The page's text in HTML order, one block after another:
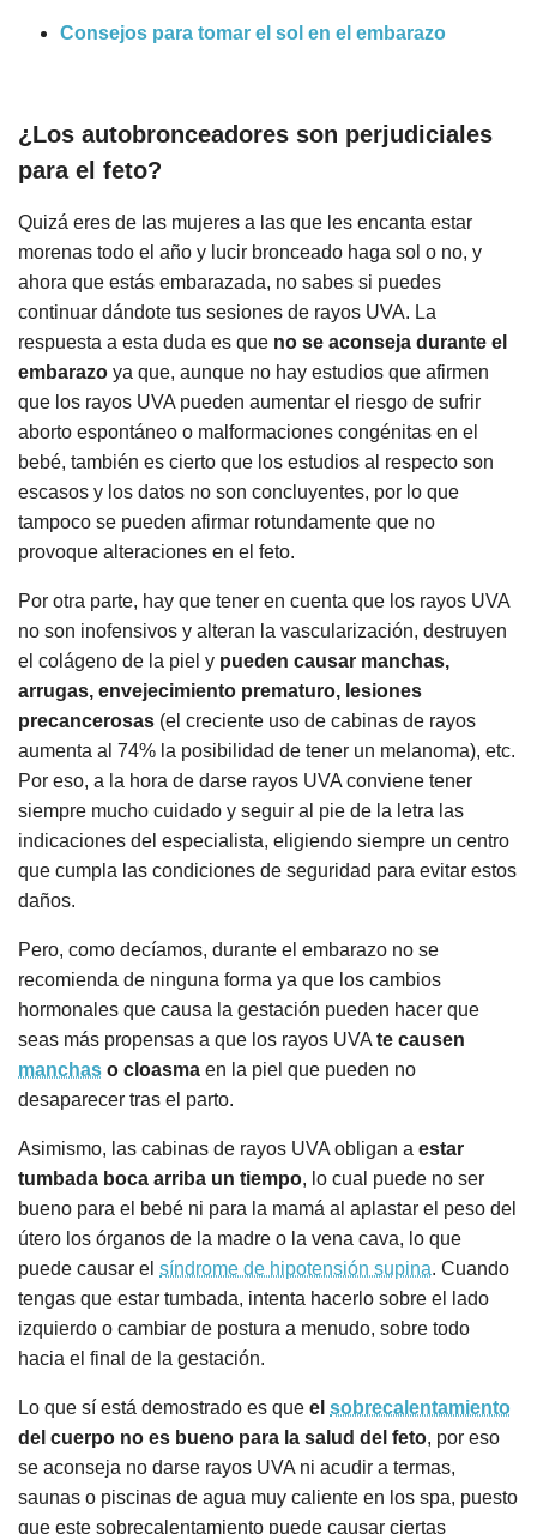
Consejos para tomar el sol en el embarazo
¿Los autobronceadores son perjudiciales
para el feto?
Quizá eres de las mujeres a las que les encanta estar
morenas todo el año y lucir bronceado haga sol o no, y
ahora que estás embarazada, no sabes si puedes
continuar dándote tus sesiones de rayos UVA. La
respuesta a esta duda es que no se aconseja durante el
embarazo ya que, aunque no hay estudios que afirmen
que los rayos UVA pueden aumentar el riesgo de sufrir
aborto espontáneo o malformaciones congénitas en el
bebé, también es cierto que los estudios al respecto son
escasos y los datos no son concluyentes, por lo que
tampoco se pueden afirmar rotundamente que no
provoque alteraciones en el feto.
Por otra parte, hay que tener en cuenta que los rayos UVA
no son inofensivos y alteran la vascularización, destruyen
el colágeno de la piel y pueden causar manchas,
arrugas, envejecimiento prematuro, lesiones
precancerosas (el creciente uso de cabinas de rayos
aumenta al 74% la posibilidad de tener un melanoma), etc.
Por eso, a la hora de darse rayos UVA conviene tener
siempre mucho cuidado y seguir al pie de la letra las
indicaciones del especialista, eligiendo siempre un centro
que cumpla las condiciones de seguridad para evitar estos
daños.
Pero, como decíamos, durante el embarazo no se
recomienda de ninguna forma ya que los cambios
hormonales que causa la gestación pueden hacer que
seas más propensas a que los rayos UVA te causen
manchas o cloasma en la piel que pueden no
desaparecer tras el parto.
Asimismo, las cabinas de rayos UVA obligan a estar
tumbada boca arriba un tiempo, lo cual puede no ser
bueno para el bebé ni para la mamá al aplastar el peso del
útero los órganos de la madre o la vena cava, lo que
puede causar el síndrome de hipotensión supina. Cuando
tengas que estar tumbada, intenta hacerlo sobre el lado
izquierdo o cambiar de postura a menudo, sobre todo
hacia el final de la gestación.
Lo que sí está demostrado es que el sobrecalentamiento
del cuerpo no es bueno para la salud del feto, por eso
se aconseja no darse rayos UVA ni acudir a termas,
saunas o piscinas de agua muy caliente en los spa, puesto
que este sobrecalentamiento puede causar ciertas